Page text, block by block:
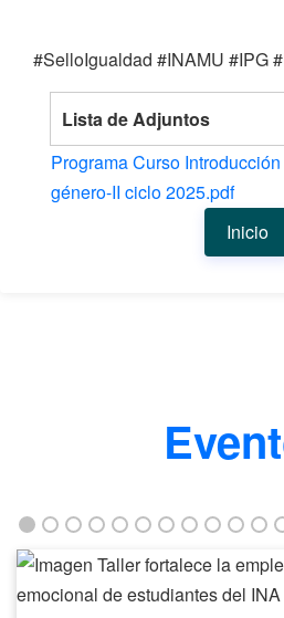
#SelloIgualdad #INAMU #IPG
Lista de Adjuntos
Programa Curso
género-II ciclo 2025.pdf
Inicio
Taller
fortalece